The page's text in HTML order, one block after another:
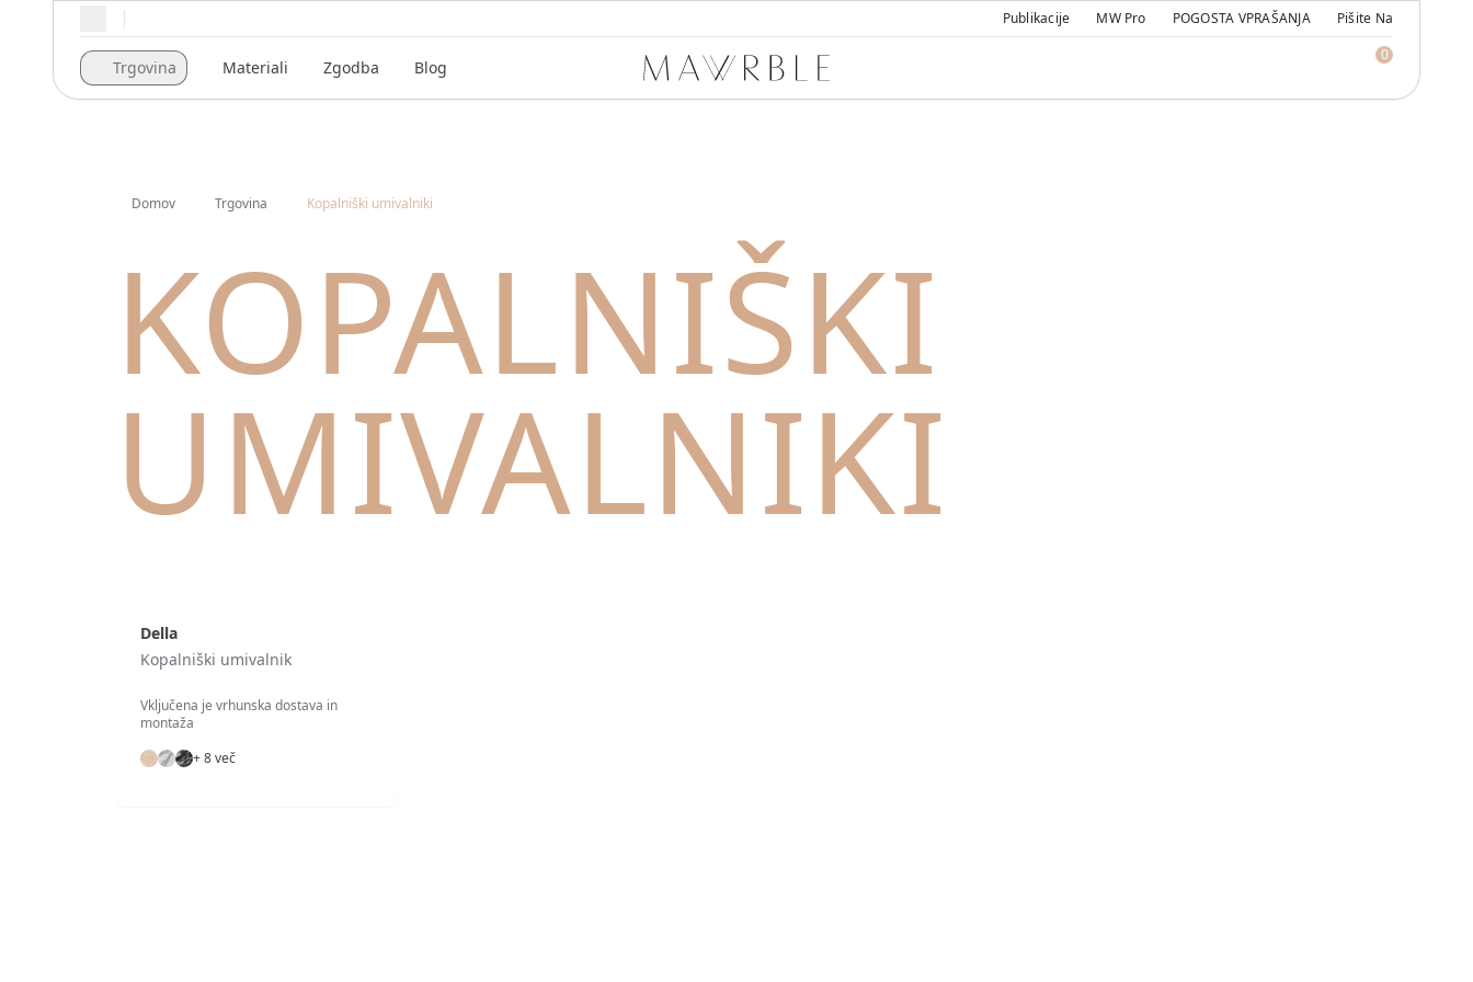
Regionalne nastavitve Publikacije MW Pro POGOSTA VPRAŠANJA Pišite Na
Trgovina Materiali Zgodba Blog Mawrble
0
Domov Trgovina Kopalniški umivalniki
KOPALNIŠKI
UMIVALNIKI
Della
Kopalniški umivalnik
Vključena je vrhunska dostava in
montaža
+ 8 več